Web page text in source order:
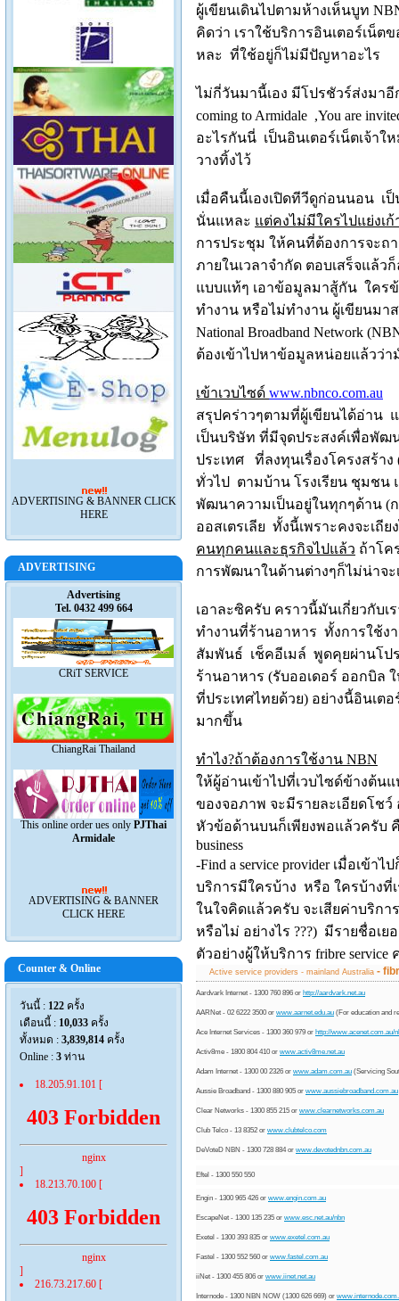
ADVERTISING & BANNER CLICK
HERE
ADVERTISING
Advertising
Tel. 0432 499 664
CRiT SERVICE
ChiangRai Thailand
This online order ues only PJThai
Armidale
ADVERTISING & BANNER
CLICK HERE
Counter & Online
วันนี้ : 122 ครั้ง
เดือนนี้ : 10,033 ครั้ง
ทั้งหมด : 3,839,814 ครั้ง
Online : 3 ท่าน
18.205.91.101 [
403 Forbidden
nginx
]
18.213.70.100 [
403 Forbidden
nginx
]
216.73.217.60 [
ผู้เขียนเดินไปตามห้างเห็นบูท
คิดว่า เราใช้บริการอินเตอร์เน็ต
หละ ที่ใช้อยู่ก็ไม่มีปัญหาอะไร
ไม่กี่วันมานี้เอง มีโปรชัวร์ส่งมาอี
coming to Armidale ,You are
อะไรกันนี่ เป็นอินเตอร์เน็ตเจ้าใ
วางทิ้งไว้
เมื่อคืนนี้เองเปิดทีวีดูก่อนนอน เ
นั่นแหละ แต่คงไม่มีใครไปแย่งเก้
การประชุม ให้คนที่ต้องการจะ
ภายในเวลาจำกัด ตอบเสร็จแล้ว
แบบแท้ๆ เอาข้อมูลมาสู้กัน ใคร
ทำงาน หรือไม่ทำงาน ผู้เขียนมา
National Broadband Network
ต้องเข้าไปหาข้อมูลหน่อยแล้วว่
เข้าเวบไซด์ www.nbnco.com.au
สรุปคร่าวๆตามที่ผู้เขียนได้อ่าน
เป็นบริษัท ที่มีจุดประสงค์เพื่อพัฒ
ประเทศ ที่ลงทุนเรื่องโครงสร้าง
ทั่วไป ตามบ้าน โรงเรียน ชุมชน
พัฒนาความเป็นอยู่ในทุกๆด้าน (
ออสเตรเลีย ทั้งนี้เพราะคงจะเถีย
คนทุกคนและธุรกิจไปแล้ว ถ้าโค
การพัฒนาในด้านต่างๆก็ไม่น่าจ
เอาละซิครับ คราวนี้มันเกี่ยวกับเ
ทำงานที่ร้านอาหาร ทั้งการใช้ง
สัมพันธ์ เช็คอีเมล์ พูดคุยผ่านโป
ร้านอาหาร (รับออเดอร์ ออกบิล
ที่ประเทศไทยด้วย) อย่างนี้อินเตอ
มากขึ้น
ทำไง?ถ้าต้องการใช้งาน NBN
ให้ผู้อ่านเข้าไปที่เวบไซด์ข้างต้น
ของจอภาพ จะมีรายละเอียดโชว์
หัวข้อด้านบนก็เพียงพอแล้วครับ
business
-Find a service provider เมื่อเข้าไ
บริการมีใครบ้าง หรือ ใครบ้างที่
ในใจคิดแล้วครับ จะเสียค่าบริกา
หรือไม่ อย่างไร ???) มีรายชื่อเย
ตัวอย่างผู้ให้บริการ fribre service
Active service providers - mainland Australia -
Aardvark Internet - 1300 760 896 or http://aardvark.net.au
AARNet - 02 6222 3500 or www.aarnet.edu.au (For education and
Ace Internet Services - 1300 360 979 or http://www.acenet.com.au/
Activ8me - 1800 804 410 or www.activ8me.net.au
Adam Internet - 1300 00 2326 or www.adam.com.au (Servicing
Aussie Broadband - 1300 880 905 or www.aussiebroadband.com.au
Clear Networks - 1300 855 215 or www.clearnetworks.com.au
Club Telco - 13 8352 or www.clubtelco.com
DeVoteD NBN - 1300 728 884 or www.devotednbn.com.au
Eftel - 1300 550 550
Engin - 1300 965 426 or www.engin.com.au
EscapeNet - 1300 135 235 or www.esc.net.au/nbn
Exetel - 1300 393 835 or www.exetel.com.au
Fastel - 1300 552 560 or www.fastel.com.au
iiNet - 1300 455 806 or www.iinet.net.au
Internode - 1300 NBN NOW (1300 626 669) or